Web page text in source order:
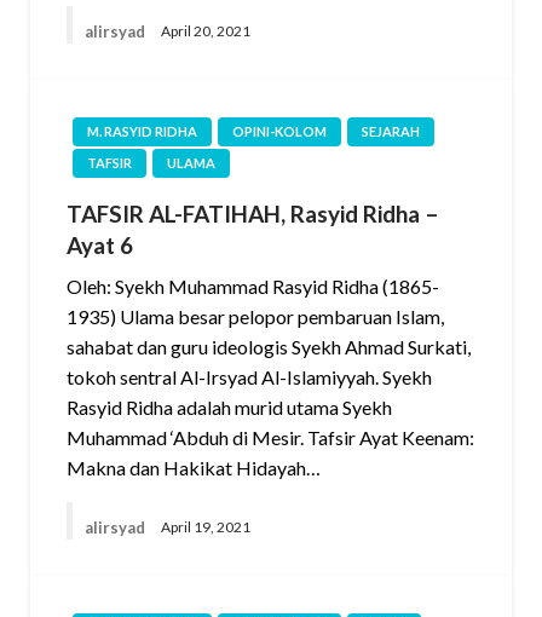
alirsyad April 20, 2021
M. RASYID RIDHA OPINI-KOLOM
SEJARAH
TAFSIR
ULAMA
TAFSIR AL-FATIHAH, Rasyid Ridha –
Ayat 6
Oleh: Syekh Muhammad Rasyid Ridha (1865-
1935) Ulama besar pelopor pembaruan Islam,
sahabat dan guru ideologis Syekh Ahmad Surkati,
tokoh sentral Al-Irsyad Al-Islamiyyah. Syekh
Rasyid Ridha adalah murid utama Syekh
Muhammad ‘Abduh di Mesir. Tafsir Ayat Keenam:
Makna dan Hakikat Hidayah…
alirsyad April 19, 2021